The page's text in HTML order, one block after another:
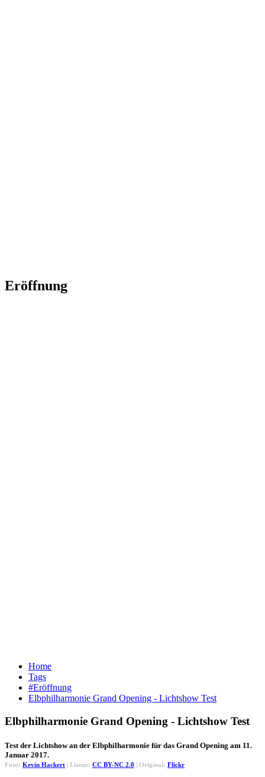
Eröffnung
Home
Tags
#Eröffnung
Elbphilharmonie Grand Opening - Lichtshow Test
Elbphilharmonie Grand Opening - Lichtshow Test
Test der Lichtshow an der Elbphilharmonie für das Grand Opening am 11.
Januar 2017.
Foto: Kevin Hackert | Lizenz: CC BY-NC 2.0 | Original: Flickr